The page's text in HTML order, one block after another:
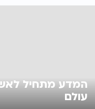
המדע מתחיל
עולם